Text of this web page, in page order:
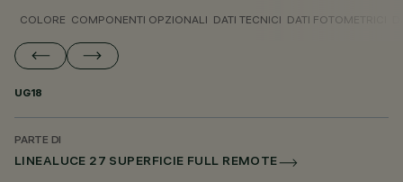
COLORE COMPONENTI OPZIONALI DATI TECNICI DATI FOTOMETRICI
UG18
PARTE DI
LINEALUCE 27 SUPERFICIE FULL REMOTE